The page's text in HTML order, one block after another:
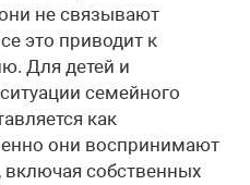
не связывают
это приводит к
Для детей и
семейного
как
они воспринимают
собственных